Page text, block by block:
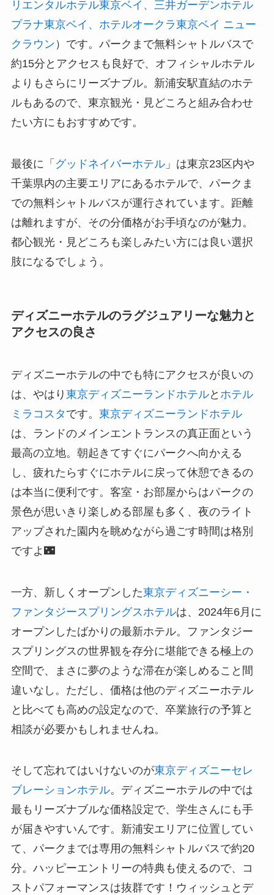
リエンタルホテル東京ベイ、三井ガーデンホテル
プラナ東京ベイ、ホテルオークラ東京ベイ ニュー
クラウン ）です。パークまで無料シャトルバスで
約15分とアクセスも良好で、オフィシャルホテル
よりもさらにリーズナブル。新浦安駅直結のホテ
ルもあるので、東京観光・見どころと組み合わせ
たい方にもおすすめです。
最後に「 グッドネイバーホテル」は東京23区内や
千葉県内の主要エリアにあるホテルで、パークま
での無料シャトルバスが運行されています。距離
は離れますが、その分価格がお手頃なのが魅力。
都心観光・見どころも楽しみたい方には良い選択
肢になるでしょう。
ディズニーホテルのラグジュアリーな魅力と
アクセスの良さ
ディズニーホテルの中でも特にアクセスが良いの
は、やはり 東京ディズニーランドホテルと ホテル
ミラコスタ です。 東京ディズニーランドホテル
は、ランドのメインエントランスの真正面という
最高の立地。朝起きてすぐにパークへ向かえる
し、疲れたらすぐにホテルに戻って休憩できるの
は本当に便利です。客室・お部屋からはパークの
景色が思いきり楽しめる部屋も多く、夜のライト
アップされた園内を眺めながら過ごす時間は格別
ですよ🌃
一方、新しくオープンした東京ディズニーシー・
ファンタジースプリングスホテルは、2024年6月に
オープンしたばかりの最新ホテル。ファンタジー
スプリングスの世界観を存分に堪能できる極上の
空間で、まさに夢のような滞在が楽しめること間
違いなし。ただし、価格は他のディズニーホテル
と比べても高めの設定なので、卒業旅行の予算と
相談が必要かもしれませんね。
そして忘れてはいけないのが東京ディズニーセレ
ブレーションホテル。ディズニーホテルの中では
最もリーズナブルな価格設定で、学生さんにも手
が届きやすいんです。新浦安エリアに位置してい
て、パークまでは専用の無料シャトルバスで約20
分。ハッピーエントリーの特典も使えるので、コ
ストパフォーマンスは抜群です！ウィッシュとデ